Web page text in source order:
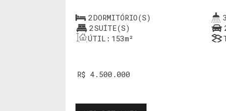
R$ 4.500.000
2DORMITÓRIO(S) 3
2SUÍTE(S)
ÚTIL: 153m²